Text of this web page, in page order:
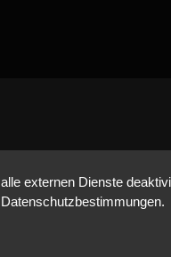
externen Dienste